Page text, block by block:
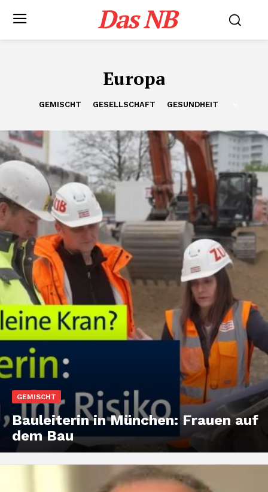
Das NB
Europa
GEMISCHT GESELLSCHAFT GESUNDHEIT
GEMISCHT
Bauleiterin in München: Frauen auf
dem Bau